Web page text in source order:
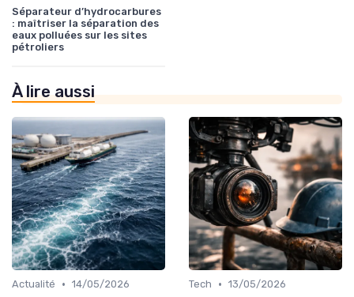
Séparateur d’hydrocarbures
: maîtriser la séparation des
eaux polluées sur les sites
pétroliers
À lire aussi
Actualité • 14/05/2026
Tech • 13/05/2026